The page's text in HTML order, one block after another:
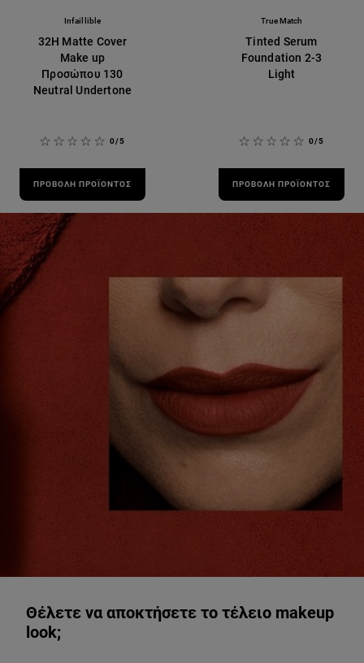
Infaillible
32H Matte Cover
Make up
Προσώπου 130
Neutral Undertone
0/5
ΠΡΟΒΟΛΉ ΠΡΟΪΌΝΤΟΣ
True Match
Tinted Serum
Foundation 2-3
Light
0/5
ΠΡΟΒΟΛΉ ΠΡΟΪΌΝΤΟΣ
Θέλετε να αποκτήσετε το τέλειο makeup
look;